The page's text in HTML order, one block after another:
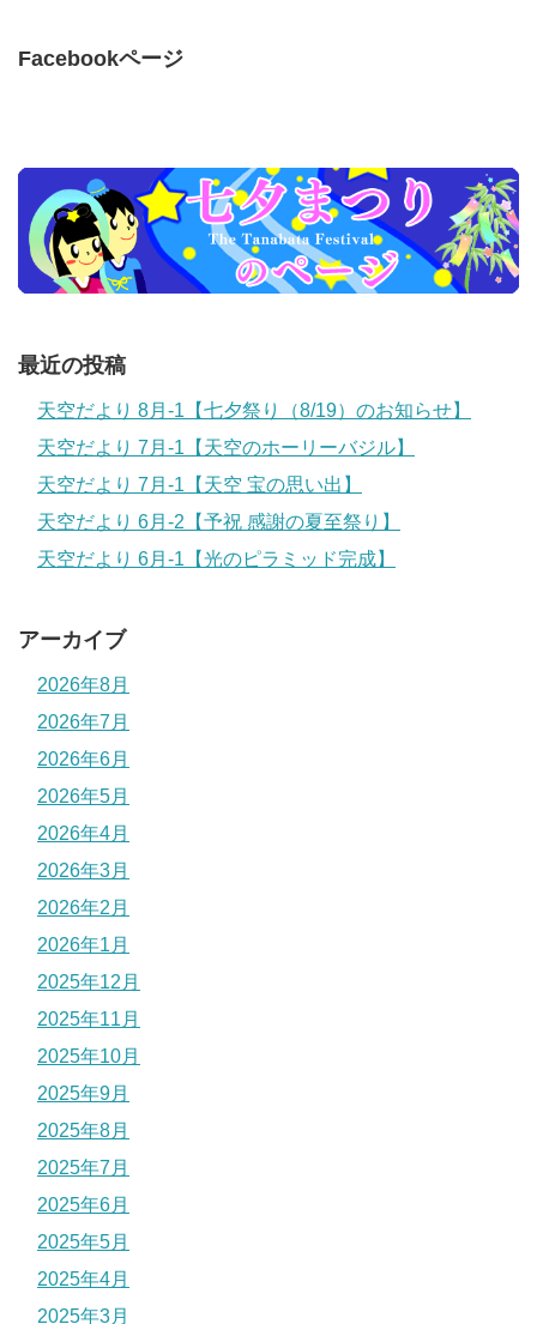
Facebookページ
最近の投稿
天空だより 8月-1【七夕祭り（8/19）のお知らせ】
天空だより 7月-1【天空のホーリーバジル】
天空だより 7月-1【天空 宝の思い出】
天空だより 6月-2【予祝 感謝の夏至祭り】
天空だより 6月-1【光のピラミッド完成】
アーカイブ
2026年8月
2026年7月
2026年6月
2026年5月
2026年4月
2026年3月
2026年2月
2026年1月
2025年12月
2025年11月
2025年10月
2025年9月
2025年8月
2025年7月
2025年6月
2025年5月
2025年4月
2025年3月